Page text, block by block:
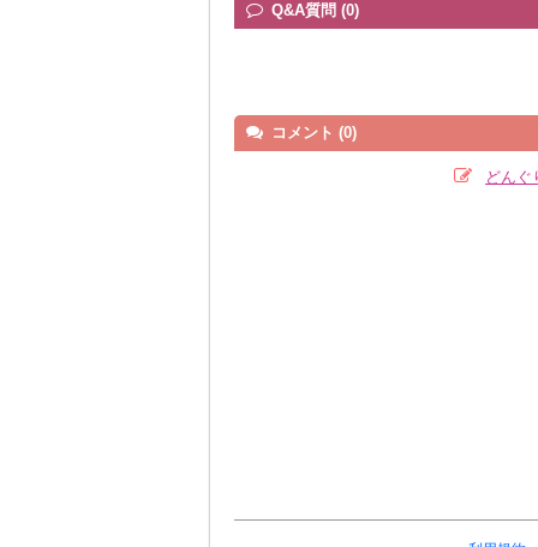
Q&A質問 (0)
コメント (0)
どんぐ